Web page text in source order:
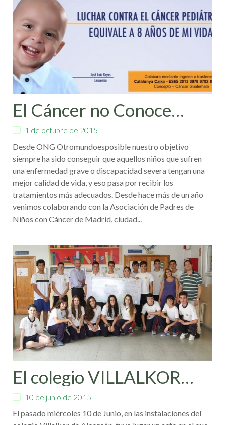
El Cáncer no Conoce
Fronteras
1 de octubre de 2015
Desde ONG Otromundoesposible nuestro objetivo
siempre ha sido conseguir que aquellos niños que sufren
una enfermedad grave o discapacidad severa tengan una
mejor calidad de vida, y eso pasa por recibir los
tratamientos más adecuados. Desde hace más de un año
venimos colaborando con la Asociación de Padres de
Niños con Cáncer de Madrid, ciudad...
El colegio VILLALKOR
realiza un acto a favor de
Ong
10 de junio de 2015
El pasado miércoles 10 de Junio, en las instalaciones del